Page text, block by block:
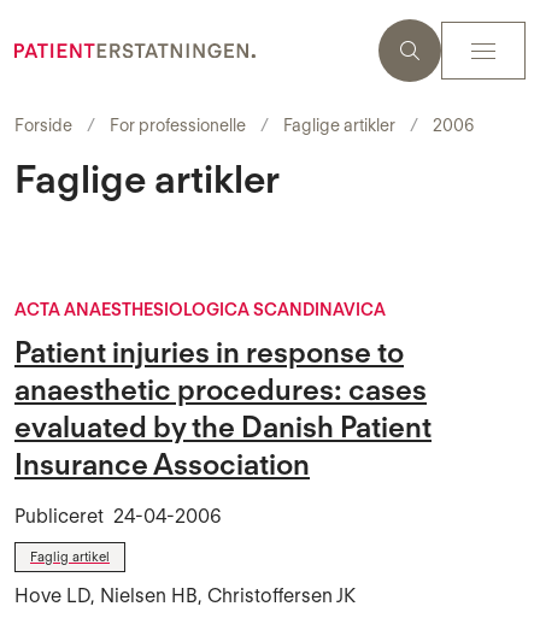
Forside For professionelle Faglige artikler 2006
Faglige artikler
ACTA ANAESTHESIOLOGICA SCANDINAVICA
Patient injuries in response to
anaesthetic procedures: cases
evaluated by the Danish Patient
Insurance Association
Publiceret 24-04-2006
Faglig artikel
Hove LD, Nielsen HB, Christoffersen JK